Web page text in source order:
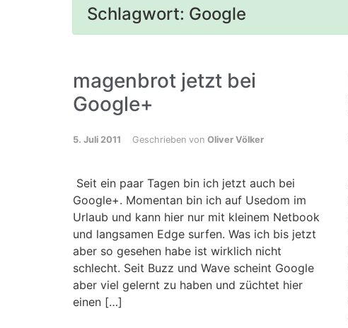
Schlagwort: Google
magenbrot jetzt bei
Google+
5. Juli 2011 Geschrieben von Oliver Völker
Seit ein paar Tagen bin ich jetzt auch bei
Google+. Momentan bin ich auf Usedom im
Urlaub und kann hier nur mit kleinem Netbook
und langsamen Edge surfen. Was ich bis jetzt
aber so gesehen habe ist wirklich nicht
schlecht. Seit Buzz und Wave scheint Google
aber viel gelernt zu haben und züchtet hier
einen […]